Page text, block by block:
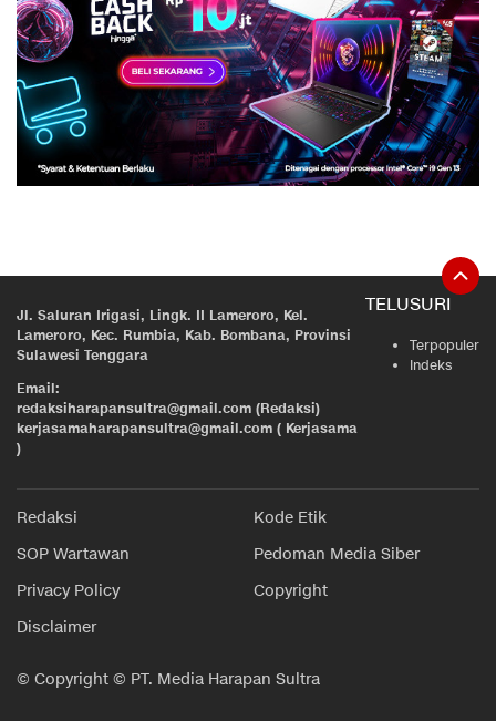
Jl. Saluran Irigasi, Lingk. II Lameroro, Kel.
Lameroro, Kec. Rumbia, Kab. Bombana, Provinsi
Sulawesi Tenggara
Email:
redaksiharapansultra@gmail.com (Redaksi)
kerjasamaharapansultra@gmail.com ( Kerjasama
)
TELUSURI
Terpopuler
Indeks
Redaksi
Kode Etik
SOP Wartawan
Pedoman Media Siber
Privacy Policy
Copyright
Disclaimer
© Copyright © PT. Media Harapan Sultra